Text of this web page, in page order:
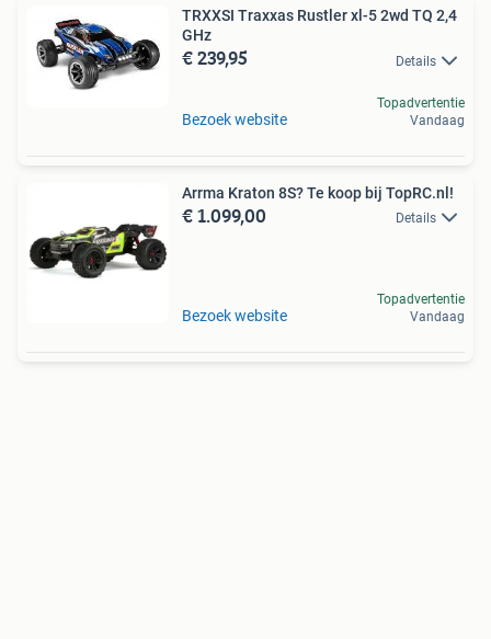
TRXXSI Traxxas Rustler xl-5 2wd TQ 2,4
GHz
€ 239,95 Details
Bezoek website
Topadvertentie
Vandaag
Arrma Kraton 8S? Te koop bij TopRC.nl!
€ 1.099,00 Details
Bezoek website
Topadvertentie
Vandaag